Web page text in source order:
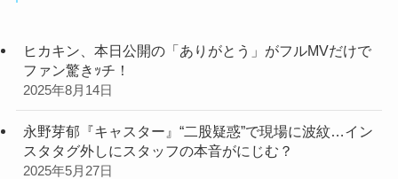
ヒカキン、本日公開の「ありがとう」がフルMVだけで
ファン驚きｯチ！
2025年8月14日
永野芽郁『キャスター』“二股疑惑”で現場に波紋…イン
スタタグ外しにスタッフの本音がにじむ？
2025年5月27日